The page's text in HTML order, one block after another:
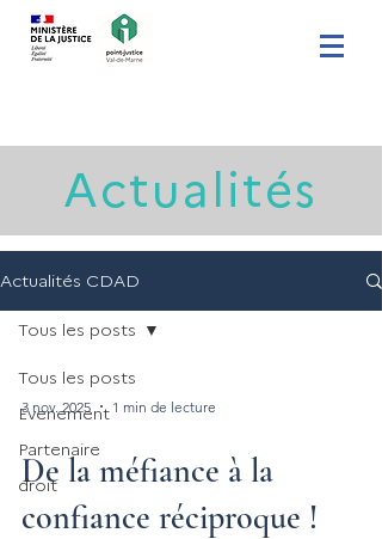
Actualités
Actualités CDAD
Tous les posts
Evenement
Partenaire
droit
Tous les posts
3 nov. 2025 1 min de lecture
De la méfiance à la
confiance réciproque !